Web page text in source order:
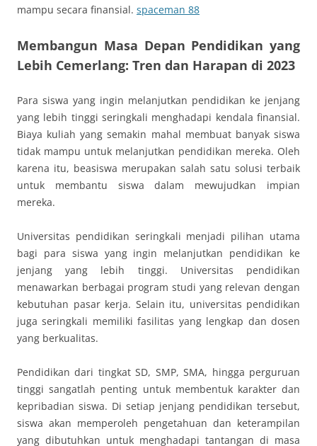
mampu secara finansial. spaceman 88
Membangun Masa Depan Pendidikan yang
Lebih Cemerlang: Tren dan Harapan di 2023
Para siswa yang ingin melanjutkan pendidikan ke jenjang
yang lebih tinggi seringkali menghadapi kendala finansial.
Biaya kuliah yang semakin mahal membuat banyak siswa
tidak mampu untuk melanjutkan pendidikan mereka. Oleh
karena itu, beasiswa merupakan salah satu solusi terbaik
untuk membantu siswa dalam mewujudkan impian
mereka.
Universitas pendidikan seringkali menjadi pilihan utama
bagi para siswa yang ingin melanjutkan pendidikan ke
jenjang yang lebih tinggi. Universitas pendidikan
menawarkan berbagai program studi yang relevan dengan
kebutuhan pasar kerja. Selain itu, universitas pendidikan
juga seringkali memiliki fasilitas yang lengkap dan dosen
yang berkualitas.
Pendidikan dari tingkat SD, SMP, SMA, hingga perguruan
tinggi sangatlah penting untuk membentuk karakter dan
kepribadian siswa. Di setiap jenjang pendidikan tersebut,
siswa akan memperoleh pengetahuan dan keterampilan
yang dibutuhkan untuk menghadapi tantangan di masa